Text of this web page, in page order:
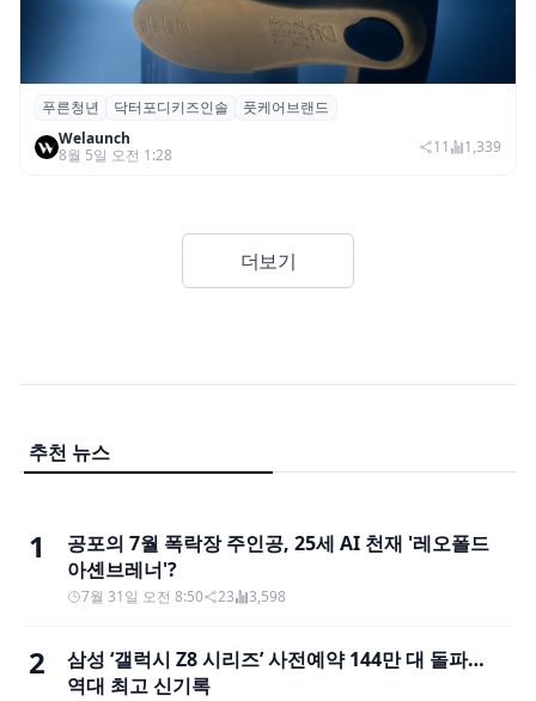
푸른청년, 성장기 아동 발 건강 위한 ‘닥터포
디 키즈 인솔’ 출시
푸른청년 닥터포디키즈인솔
풋케어브랜드
Welaunch
8월 5일 오전 1:28
11 1,339
더보기
추천 뉴스
1
공포의 7월 폭락장 주인공, 25세 AI 천재 '레오폴드
아셴브레너'?
7월 31일 오전 8:50 23 3,598
2
삼성 ‘갤럭시 Z8 시리즈’ 사전예약 144만 대 돌파…
역대 최고 신기록